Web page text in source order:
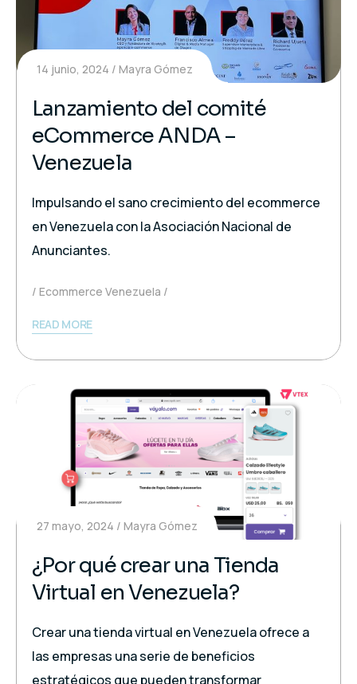
14 junio, 2024 Mayra Gómez
Lanzamiento del comité
eCommerce ANDA –
Venezuela
Impulsando el sano crecimiento del ecommerce
en Venezuela con la Asociación Nacional de
Anunciantes.
Ecommerce Venezuela
READ MORE
27 mayo, 2024 Mayra Gómez
¿Por qué crear una Tienda
Virtual en Venezuela?
Crear una tienda virtual en Venezuela ofrece a
las empresas una serie de beneficios
estratégicos que pueden transformar